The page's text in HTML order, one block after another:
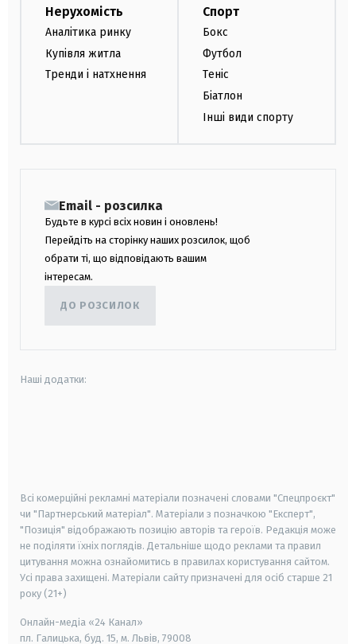
Нерухомість
Аналітика ринку
Купівля житла
Тренди і натхнення
Спорт
Бокс
Футбол
Теніс
Біатлон
Інші види спорту
Email - розсилка
Будьте в курсі всіх новин і оновлень!
Перейдіть на сторінку наших розсилок, щоб
обрати ті, що відповідають вашим
інтересам.
ДО РОЗСИЛОК
Наші додатки:
Всі комерційні рекламні матеріали позначені словами "Спецпроєкт"
чи "Партнерський матеріал". Матеріали з позначкою "Експерт",
"Позиція" відображають позицію авторів та героїв. Редакція може
не поділяти їхніх поглядів. Детальніше щодо реклами та правил
цитування можна ознайомитись в правилах користування сайтом.
Усі права захищені. Матеріали сайту призначені для осіб старше 21
року (21+)
Онлайн-медіа «24 Канал»
пл. Галицька, буд. 15, м. Львів, 79008